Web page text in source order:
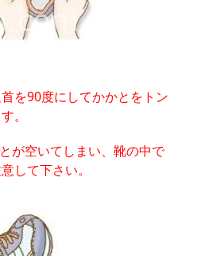
を90度にしてかかとをトン
。
が空いてしまい、靴の中で
して下さい。